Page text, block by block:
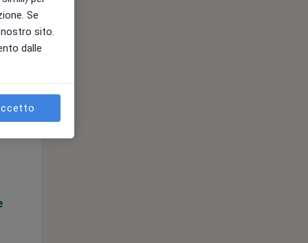
Se
sito.
dalle